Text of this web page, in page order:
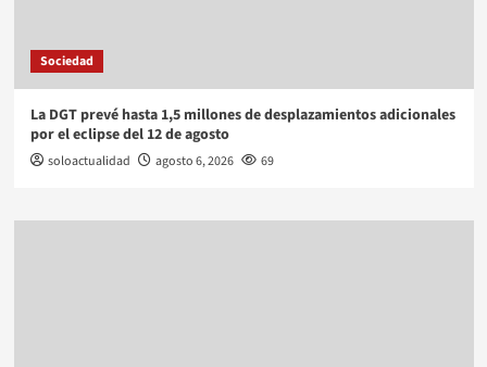
Sociedad
La DGT prevé hasta 1,5 millones de desplazamientos adicionales
por el eclipse del 12 de agosto
soloactualidad agosto 6, 2026 69